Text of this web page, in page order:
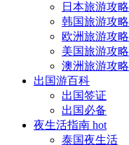
日本旅游攻略
韩国旅游攻略
欧洲旅游攻略
美国旅游攻略
澳洲旅游攻略
出国游百科
出国签证
出国必备
夜生活指南 hot
泰国夜生活